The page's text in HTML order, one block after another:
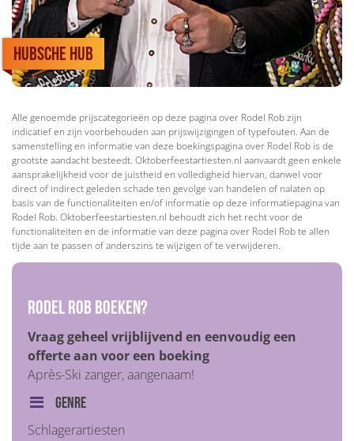
Hubsche Hub
Alle genoemde prijscategorieën op deze pagina over Rodel Rob zijn
indicatief en zijn voorbehouden aan prijswijzigingen of typefouten. Aan de
samenstelling en informatie van deze boekingspagina over Rodel Rob is de
grootste aandacht besteedt. Oktoberfeestartiesten.nl aanvaardt geen enkele
aansprakelijkheid voor de juistheid en volledigheid hiervan, danwel voor
direct of indirect geleden schade ten gevolge van handelen of nalaten op
basis van de functionaliteiten en/of informatie op deze informatiepagina van
Rodel Rob. Oktoberfeestartiesten.nl behoudt zich het recht voor de
functionaliteiten en de informatie van deze pagina over Rodel Rob te allen
tijde aan te passen of anderszins te wijzigen of te verwijderen.
Rodel Rob boeken?
Vraag geheel vrijblijvend en eenvoudig een
offerte aan voor een boeking
Après-Ski zanger, aangenaam!
Genre
Schlagerartiesten